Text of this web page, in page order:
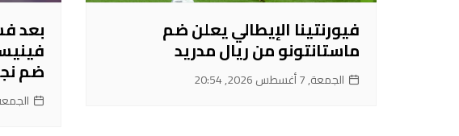
فيورنتينا الإيطالي يعلن ضم
ماستانتونو من ريال مدريد
الجمعة, 7 أغسطس 2026, 20:54
بعد
ضم
الجمعة, 7 أغسطس